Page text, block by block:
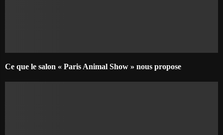
Ce que le salon « Paris Animal Show » nous propose